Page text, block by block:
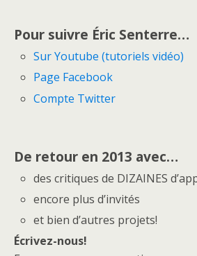
Pour suivre Éric Senterre…
Sur Youtube (tutoriels vidéo)
Page Facebook
Compte Twitter
De retour en 2013 avec…
des critiques de DIZAINES
encore plus d’invités
et bien d’autres projets!
Écrivez-nous!